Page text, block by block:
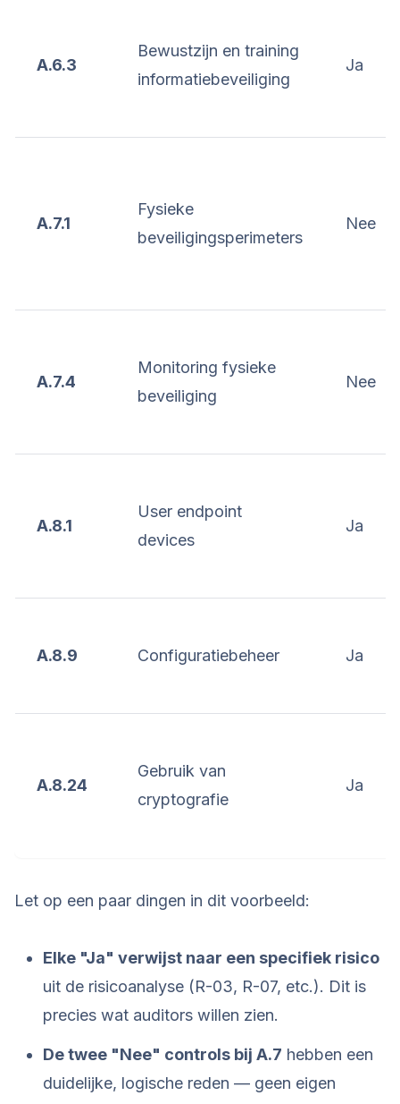
A.6.3
Bewustzijn en training
informatiebeveiliging
Ja
A.7.1
Fysieke
beveiligingsperimeters
Nee
A.7.4
Monitoring fysieke
beveiliging
Nee
A.8.1
User endpoint
devices
Ja
A.8.9 Configuratiebeheer Ja
A.8.24
Gebruik van
cryptografie
Ja
Let op een paar dingen in dit voorbeeld:
Elke "Ja" verwijst naar een specifiek risico
uit de risicoanalyse (R-03, R-07, etc.). Dit is
precies wat auditors willen zien.
De twee "Nee" controls bij A.7 hebben een
duidelijke, logische reden — geen eigen